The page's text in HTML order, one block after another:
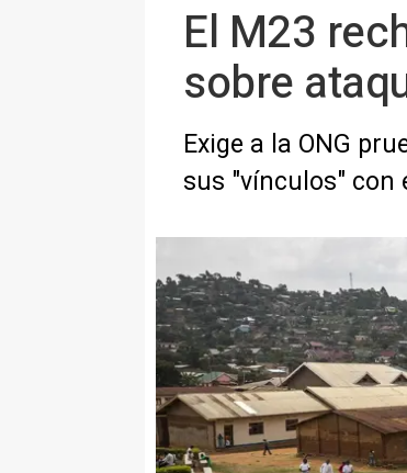
El M23
sobre
Exige a la ONG
sus "vínculos" con